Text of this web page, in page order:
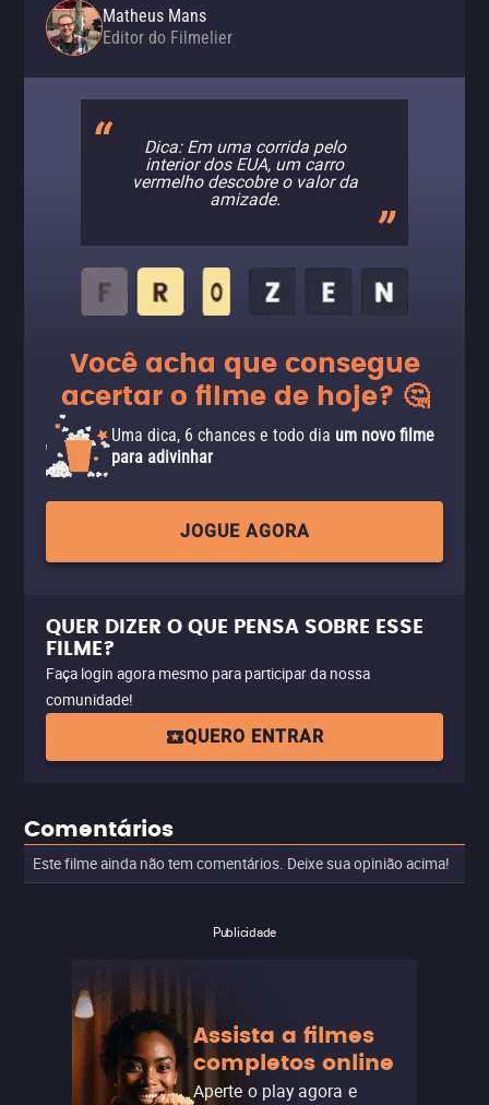
Matheus Mans
Editor do Filmelier
Dica: Em uma corrida pelo
interior dos EUA, um carro
vermelho descobre o valor da
amizade.
Você acha que consegue
acertar o filme de hoje? 🤔
Uma dica, 6 chances e todo dia um novo filme
para adivinhar
JOGUE AGORA
QUER DIZER O QUE PENSA SOBRE ESSE
FILME?
Faça login agora mesmo para participar da nossa
comunidade!
QUERO ENTRAR
Comentários
Este filme ainda não tem comentários. Deixe sua opinião acima!
Publicidade
Assista a filmes
completos online
Aperte o play agora e